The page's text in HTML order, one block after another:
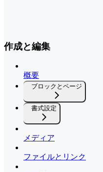
作成と編集
概要
ブロックとページ
書式設定
メディア
ファイルとリンク